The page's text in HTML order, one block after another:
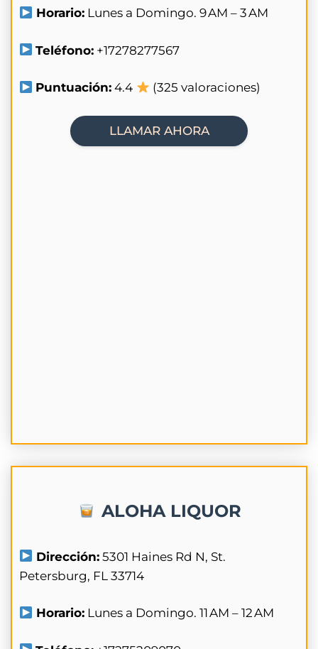
Horario: Lunes a Domingo. 9 AM – 3 AM
Teléfono: +17278277567
Puntuación: 4.4 (325 valoraciones)
LLAMAR AHORA
ALOHA LIQUOR
Dirección: 5301 Haines Rd N, St.
Petersburg, FL 33714
Horario: Lunes a Domingo. 11 AM – 12 AM